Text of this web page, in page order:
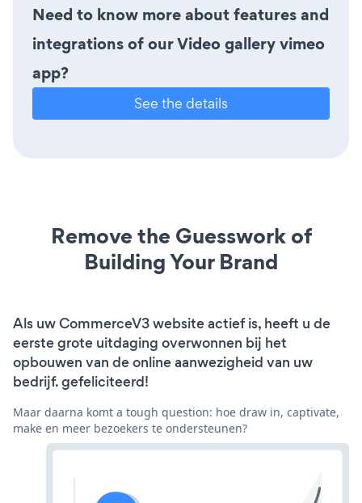
Need to know more about features and
integrations of our Video gallery vimeo
app?
See the details
Remove the Guesswork of
Building Your Brand
Als uw CommerceV3 website actief is, heeft u de
eerste grote uitdaging overwonnen bij het
opbouwen van de online aanwezigheid van uw
bedrijf. gefeliciteerd!
Maar daarna komt a tough question: hoe draw in, captivate,
make en meer bezoekers te ondersteunen?